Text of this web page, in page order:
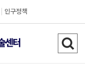
인구정책
검
색